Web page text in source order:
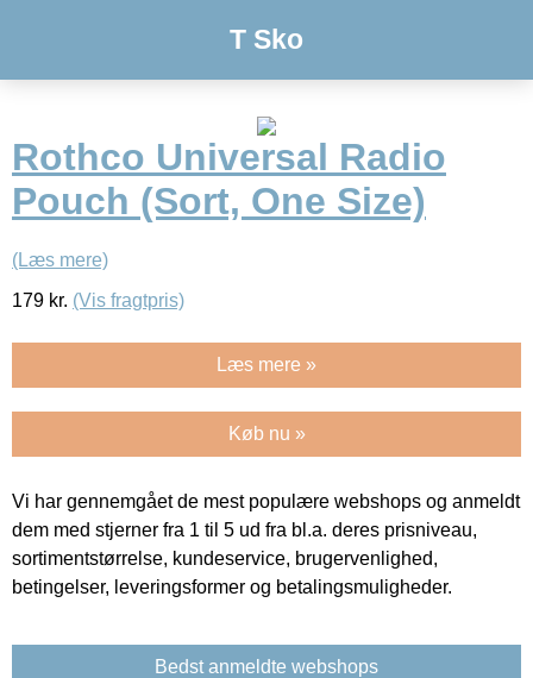
T Sko
Rothco Universal Radio
Pouch (Sort, One Size)
(Læs mere)
179 kr. (Vis fragtpris)
Læs mere »
Køb nu »
Vi har gennemgået de mest populære webshops og anmeldt
dem med stjerner fra 1 til 5 ud fra bl.a. deres prisniveau,
sortimentstørrelse, kundeservice, brugervenlighed,
betingelser, leveringsformer og betalingsmuligheder.
Bedst anmeldte webshops